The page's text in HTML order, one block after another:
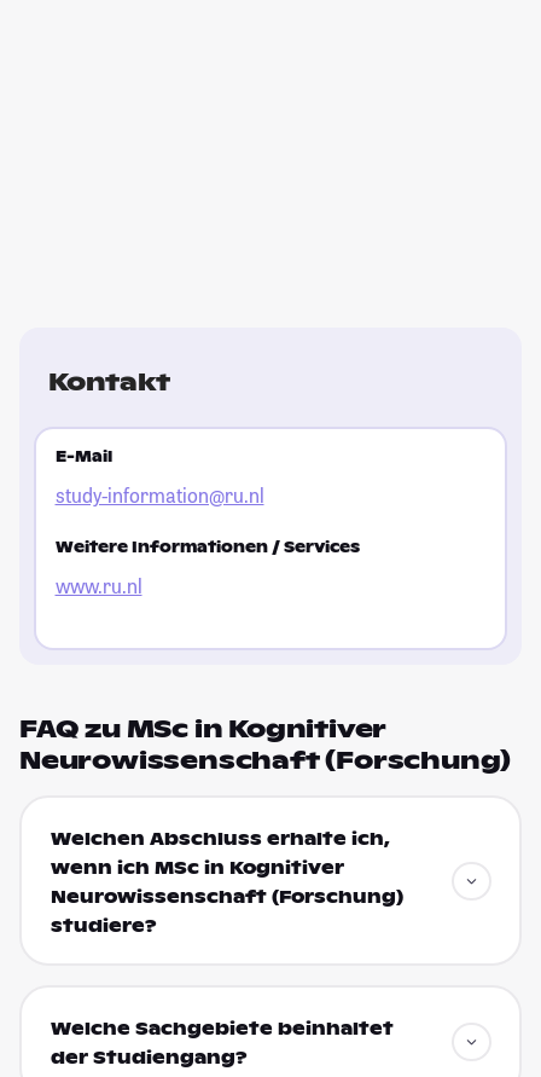
Kontakt
E-Mail
study-information@ru.nl
Weitere Informationen / Services
www.ru.nl
FAQ zu MSc in Kognitiver
Neurowissenschaft (Forschung)
Welchen Abschluss erhalte ich,
wenn ich MSc in Kognitiver
Neurowissenschaft (Forschung)
studiere?
Welche Sachgebiete beinhaltet
der Studiengang?